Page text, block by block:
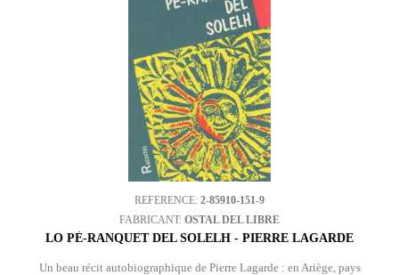
REFERENCE: 2-85910-151-9
FABRICANT: OSTAL DEL LIBRE
LO PÈ-RANQUET DEL SOLELH - PIERRE LAGARDE
Un beau récit autobiographique de Pierre Lagarde : en Ariège, pays